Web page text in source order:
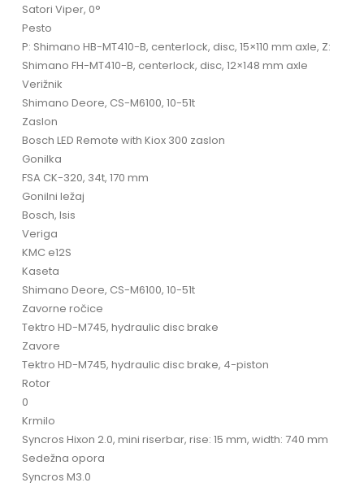
Satori Viper, 0°
Pesto
P: Shimano HB-MT410-B, centerlock, disc, 15×110 mm axle, Z:
Shimano FH-MT410-B, centerlock, disc, 12×148 mm axle
Verižnik
Shimano Deore, CS-M6100, 10-51t
Zaslon
Bosch LED Remote with Kiox 300 zaslon
Gonilka
FSA CK-320, 34t, 170 mm
Gonilni ležaj
Bosch, Isis
Veriga
KMC e12S
Kaseta
Shimano Deore, CS-M6100, 10-51t
Zavorne ročice
Tektro HD-M745, hydraulic disc brake
Zavore
Tektro HD-M745, hydraulic disc brake, 4-piston
Rotor
0
Krmilo
Syncros Hixon 2.0, mini riserbar, rise: 15 mm, width: 740 mm
Sedežna opora
Syncros M3.0